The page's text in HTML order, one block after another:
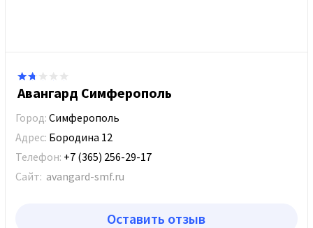
Авангард Симферополь
Город: Симферополь
Адрес: Бородина 12
Телефон: +7 (365) 256-29-17
Сайт: avangard-smf.ru
Оставить отзыв